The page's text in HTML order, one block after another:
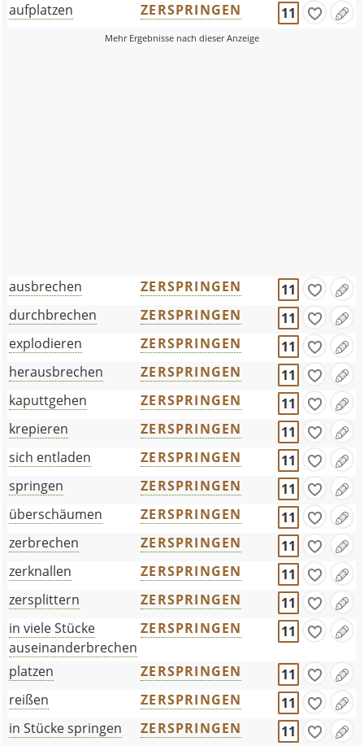
aufplatzen ZERSPRINGEN 11
ausbrechen ZERSPRINGEN
11
durchbrechen
ZERSPRINGEN
11
explodieren
ZERSPRINGEN
11
herausbrechen
ZERSPRINGEN
11
kaputtgehen
ZERSPRINGEN
11
krepieren
ZERSPRINGEN
11
sich entladen
ZERSPRINGEN
11
springen
ZERSPRINGEN
11
überschäumen
ZERSPRINGEN
11
zerbrechen
ZERSPRINGEN
11
zerknallen
ZERSPRINGEN
11
zersplittern
ZERSPRINGEN
11
in viele Stücke
auseinanderbrechen
ZERSPRINGEN 11
platzen ZERSPRINGEN
11
reißen
ZERSPRINGEN
11
in Stücke springen
ZERSPRINGEN
11